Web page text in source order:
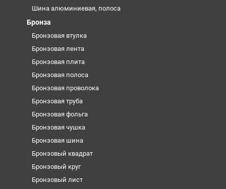
Шина алюминиевая, полоса
Бронза
Бронзовая втулка
Бронзовая лента
Бронзовая плита
Бронзовая полоса
Бронзовая проволока
Бронзовая труба
Бронзовая фольга
Бронзовая чушка
Бронзовая шина
Бронзовый квадрат
Бронзовый круг
Бронзовый лист